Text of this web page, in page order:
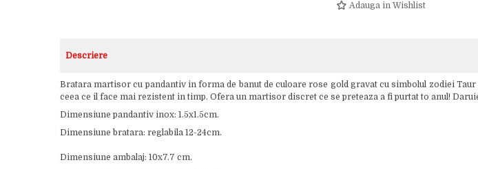
Adauga in Wishlist
Descriere
Bratara martisor cu pandantiv in forma de banut de culoare rose gold gravat cu simbolul zodiei
ceea ce il face mai rezistent in timp. Ofera un martisor discret ce se preteaza a fi purtat to anul!
Dimensiune pandantiv inox: 1.5x1.5cm.
Dimensiune bratara: reglabila 12-24cm.
Dimensiune ambalaj: 10x7.7 cm.